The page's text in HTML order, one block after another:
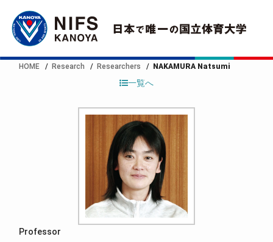
HOME Research Researchers NAKAMURA Natsumi
一覧へ
Professor